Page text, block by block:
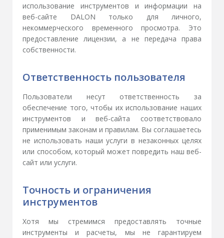
использование инструментов и информации на
веб-сайте DALON только для личного,
некоммерческого временного просмотра. Это
предоставление лицензии, а не передача права
собственности.
Ответственность пользователя
Пользователи несут ответственность за
обеспечение того, чтобы их использование наших
инструментов и веб-сайта соответствовало
применимым законам и правилам. Вы соглашаетесь
не использовать наши услуги в незаконных целях
или способом, который может повредить наш веб-
сайт или услуги.
Точность и ограничения
инструментов
Хотя мы стремимся предоставлять точные
инструменты и расчеты, мы не гарантируем